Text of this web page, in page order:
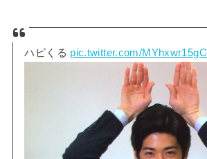
ハピくる pic.twitter.com/MYhxwr15gC